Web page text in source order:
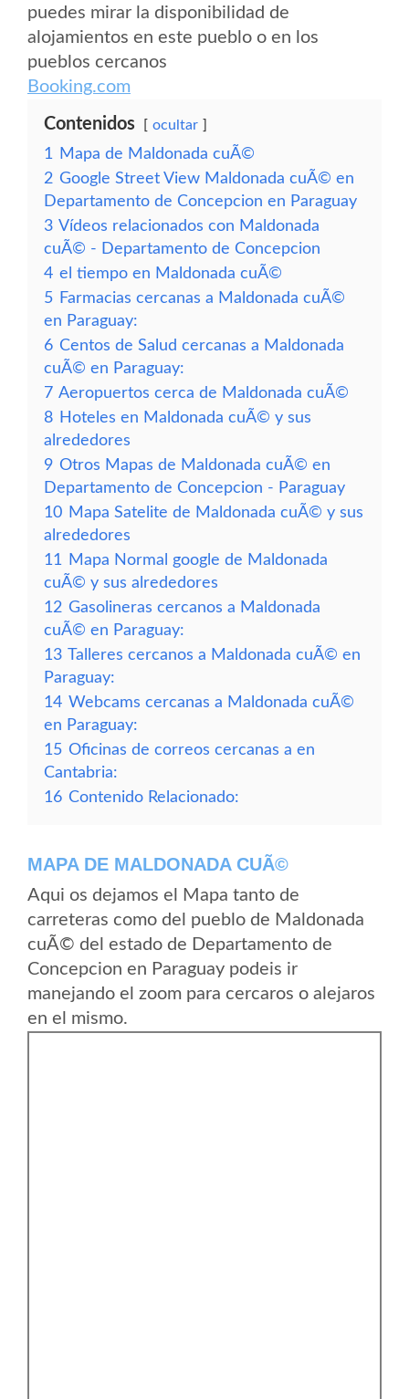
puedes mirar la disponibilidad de
alojamientos en este pueblo o en los
pueblos cercanos
Booking.com
Contenidos ocultar
1
Mapa de Maldonada cuÃ©
2 Google Street View Maldonada cuÃ© en
Departamento de Concepcion en Paraguay
3 Vídeos relacionados con Maldonada
cuÃ© - Departamento de Concepcion
4 el tiempo en Maldonada cuÃ©
5 Farmacias cercanas a Maldonada cuÃ©
en Paraguay:
6 Centos de Salud cercanas a Maldonada
cuÃ© en Paraguay:
7 Aeropuertos cerca de Maldonada cuÃ©
8 Hoteles en Maldonada cuÃ© y sus
alrededores
9 Otros Mapas de Maldonada cuÃ© en
Departamento de Concepcion - Paraguay
10 Mapa Satelite de Maldonada cuÃ© y sus
alrededores
11
Mapa Normal google de Maldonada
cuÃ© y sus alrededores
12 Gasolineras cercanos a Maldonada
cuÃ© en Paraguay:
13 Talleres cercanos a Maldonada cuÃ© en
Paraguay:
14 Webcams cercanas a Maldonada cuÃ©
en Paraguay:
15 Oficinas de correos cercanas a en
Cantabria:
16 Contenido Relacionado:
MAPA DE MALDONADA CUÃ©
Aqui os dejamos el Mapa tanto de
carreteras como del pueblo de Maldonada
cuÃ© del estado de Departamento de
Concepcion en Paraguay podeis ir
manejando el zoom para cercaros o alejaros
en el mismo.